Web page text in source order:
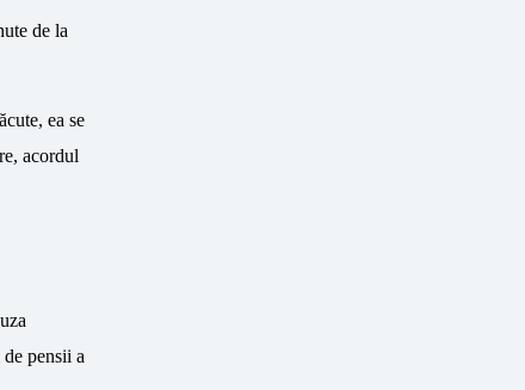
de la
ea se
acordul
pensii a